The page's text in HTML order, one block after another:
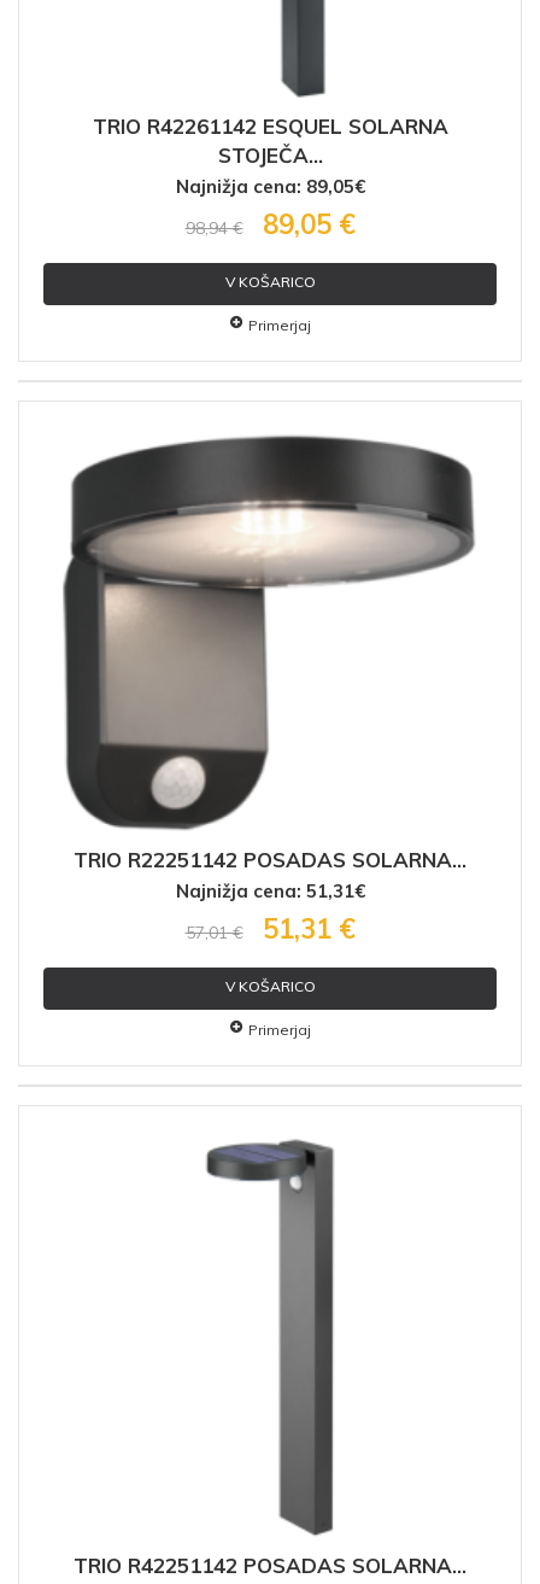
TRIO R42261142 ESQUEL SOLARNA
STOJEČA...
Najnižja cena: 89,05€
98,94 € 89,05 €
V KOŠARICO
Primerjaj
TRIO R22251142 POSADAS SOLARNA...
Najnižja cena: 51,31€
57,01 € 51,31 €
V KOŠARICO
Primerjaj
TRIO R42251142 POSADAS SOLARNA...